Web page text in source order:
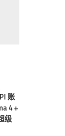
账
4 +
级